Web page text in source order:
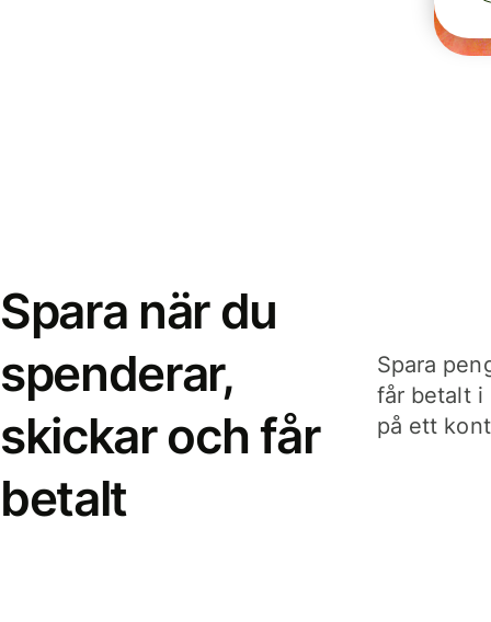
Spara när du
spenderar,
skickar och får
betalt
Spara
får betalt i
på ett